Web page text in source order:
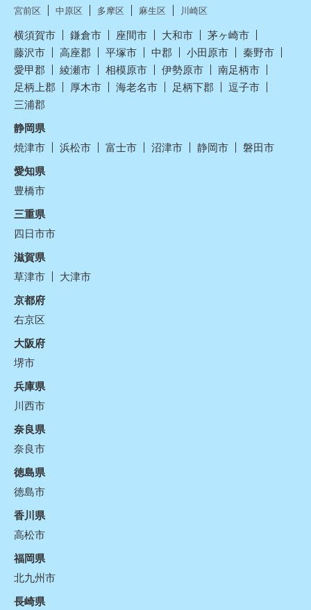
宮前区 中原区 多摩区 麻生区 川崎区
横須賀市 鎌倉市 座間市 大和市
茅ヶ崎市
藤沢市
高座郡 平塚市 中郡 小田原市
秦野市
愛甲郡
綾瀬市 相模原市 伊勢原市
南足柄市
足柄上郡
厚木市 海老名市 足柄下郡
逗子市
三浦郡
静岡県
焼津市
浜松市 富士市 沼津市 静岡市
磐田市
愛知県
豊橋市
三重県
四日市市
滋賀県
草津市
大津市
京都府
右京区
大阪府
堺市
兵庫県
川西市
奈良県
奈良市
徳島県
徳島市
香川県
高松市
福岡県
北九州市
長崎県